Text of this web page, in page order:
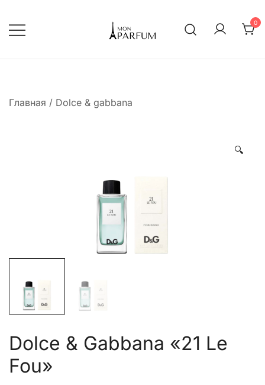
содержимому
0
Главная / Dolce & gabbana
🔍
Dolce & Gabbana «21 Le
Fou»